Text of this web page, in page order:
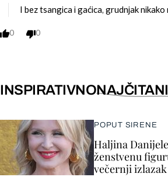
I bez tsangica i gaćica, grudnjak nikako
0 0
INSPIRATIVNO
POPUT SIRENE
Haljina
ženstvenu
večernji